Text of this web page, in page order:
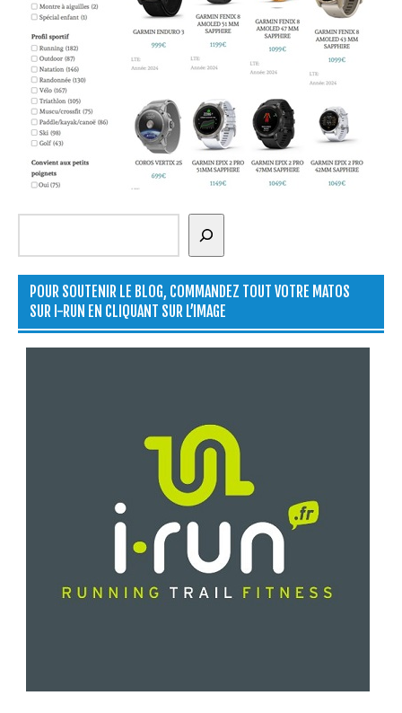
Rechercher
POUR SOUTENIR LE BLOG, COMMANDEZ TOUT VOTRE MATOS
SUR I-RUN EN CLIQUANT SUR L’IMAGE